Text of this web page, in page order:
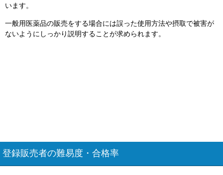
います。
一般用医薬品の販売をする場合には誤った使用方法や摂取で被害が
ないようにしっかり説明することが求められます。
登録販売者の難易度・合格率